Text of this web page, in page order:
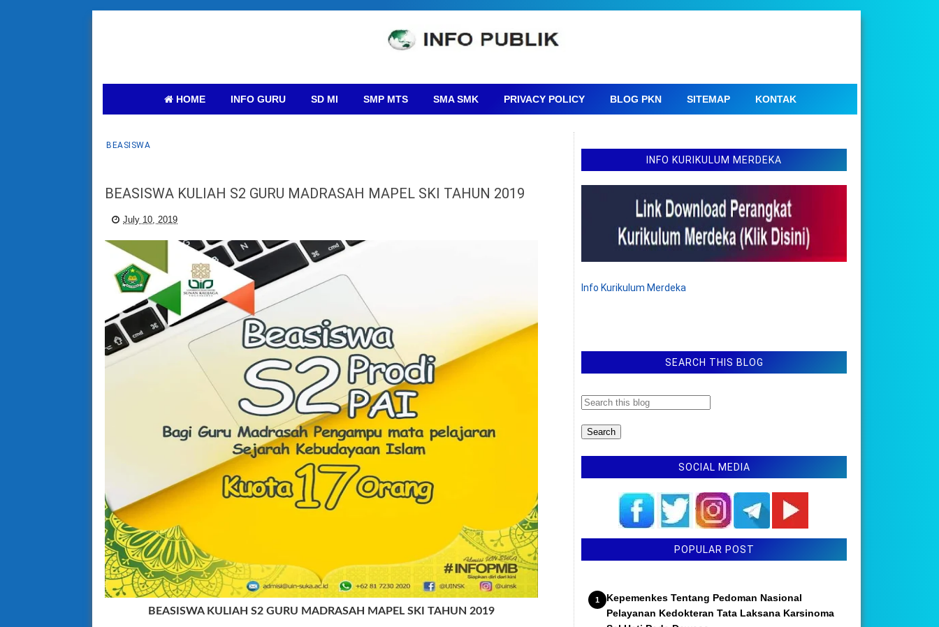
HOME INFO GURU SD MI SMP MTS SMA SMK PRIVACY POLICY BLOG PKN SITEMAP KONTAK
BEASISWA
BEASISWA KULIAH S2 GURU MADRASAH MAPEL SKI TAHUN 2019
July 10, 2019
BEASISWA KULIAH S2 GURU MADRASAH MAPEL SKI TAHUN 2019
INFO KURIKULUM MERDEKA
Info Kurikulum Merdeka
SEARCH THIS BLOG
SOCIAL MEDIA
POPULAR POST
Kepemenkes Tentang Pedoman Nasional
Pelayanan Kedokteran Tata Laksana Karsinoma